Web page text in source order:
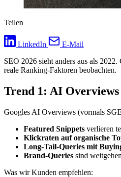
Teilen
LinkedIn
E-Mail
SEO 2026 sieht anders aus als
reale Ranking-Faktoren beobachten.
Trend 1: AI
Googles AI Overviews (vormals
Featured Snippets verlieren
Klickraten auf organische
Long-Tail-Queries mit
Brand-Queries sind
Was wir Kunden empfehlen: